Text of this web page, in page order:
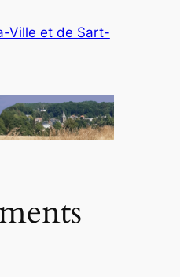
Ville et de Sart-